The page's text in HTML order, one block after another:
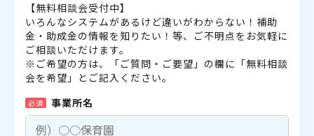
【無料相談会受付中】
いろんなシステムがあるけど違いがわからない！補助
金・助成金の情報を知りたい！等、ご不明点をお気軽に
ご相談いただけます。
※ご希望の方は、「ご質問・ご要望」の欄に「無料相談
会を希望」とご記入ください。
必須 事業所名